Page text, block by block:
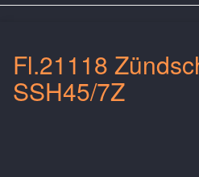
Fl.21118
SSH45/7Z